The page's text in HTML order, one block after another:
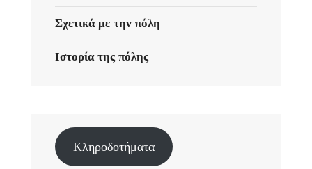
Σχετικά με την πόλη
Ιστορία της πόλης
Κληροδοτήματα